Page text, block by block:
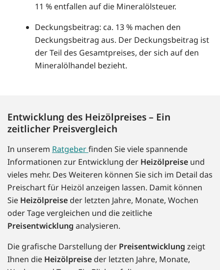
11 % entfallen auf die Mineralölsteuer.
Deckungsbeitrag: ca. 13 % machen den
Deckungsbeitrag aus. Der Deckungsbeitrag ist
der Teil des Gesamtpreises, der sich auf den
Mineralölhandel bezieht.
Entwicklung des Heizölpreises – Ein
zeitlicher Preisvergleich
In unserem Ratgeberfinden Sie viele spannende
Informationen zur Entwicklung der Heizölpreise und
vieles mehr. Des Weiteren können Sie sich im Detail das
Preischart für Heizöl anzeigen lassen. Damit können
Sie Heizölpreise der letzten Jahre, Monate, Wochen
oder Tage vergleichen und die zeitliche
Preisentwicklung analysieren.
Die grafische Darstellung der Preisentwicklung zeigt
Ihnen die Heizölpreise der letzten Jahre, Monate,